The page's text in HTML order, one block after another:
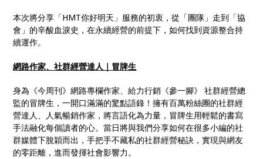
本次將分享「HMT你好明天」服務的初衷，從「團隊」走到「協
會」的辛酸血淚史，在永續經營的前提下，如何找到資源整合持
續運作。
網路作家、社群經營達人｜冒牌生
身為《今周刊》網路專欄作家、給力行銷《參一腳》 社群經營總
監的冒牌生，一開口滿滿的驚點語錄！擁有百萬粉絲團的社群經
營達人、人氣暢銷作家，將言語化為力量，冒牌生用輕鬆的書寫
手法融化每個讀者的心。當日將與我們分享如何在很多小編的社
群媒體下脫穎而出，手把手不藏私的社群經營秘訣，實現與網友
的零距離，進而發揮社會影響力。